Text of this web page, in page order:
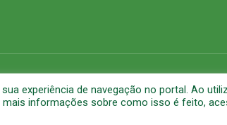
experiência de navegação no portal. Ao
informações sobre como isso é feito,